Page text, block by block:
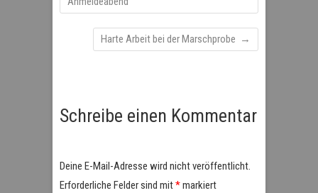
Harte Arbeit bei der Marschprobe →
Schreibe einen Kommentar
Deine E-Mail-Adresse wird nicht veröffentlicht.
Erforderliche Felder sind mit*markiert